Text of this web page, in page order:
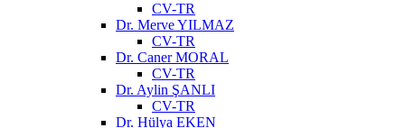
CV-TR
Dr. Merve YILMAZ
CV-TR
Dr. Caner MORAL
CV-TR
Dr. Aylin ŞANLI
CV-TR
Dr. Hülya EKEN